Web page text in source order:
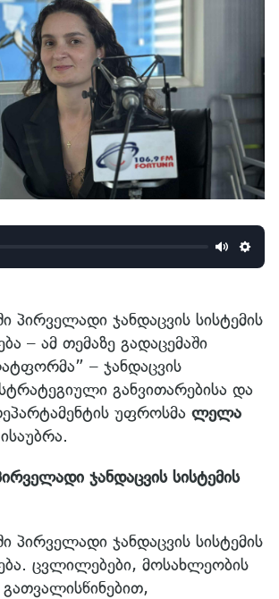
Mute
პირველადი ჯანდაცვის სისტემის
– ამ თემაზე გადაცემაში
– ჯანდაცვის
განვითარებისა და
უფროსმა ლელა
ისაუბრა.
ჯანდაცვის სისტემის
პირველადი ჯანდაცვის სისტემის
ცვლილებები, მოსახლეობის
გათვალისწინებით,